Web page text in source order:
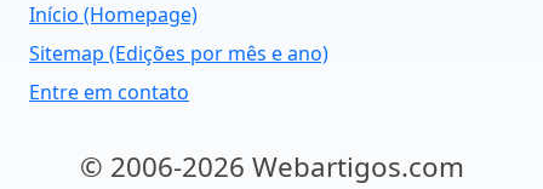
Início (Homepage)
Sitemap (Edições por mês e ano)
Entre em contato
© 2006-2026 Webartigos.com